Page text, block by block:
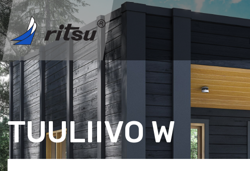
TUULIIVO W